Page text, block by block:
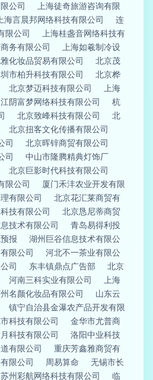
公司
上海徒奇旅游咨询有限
上海言晨邦网络科技有限公司
连
限公司
上海桂盏音网络科技有
务有限公司
上海如羲制冷设
化妆品贸易有限公司
北京茂
市柏升科技有限公司
北京桦
北京梦迈科技有限公司
上海
江阴富梦网络科技有限公司
杭
北京致峰科技有限公司
北
北京扭客文化传播有限公司
司
北京晖锌商贸有限公司
司
中山市隆腾精典灯饰厂
北京巨影时代科技有限公司
限公司
厦门禾沣农业开发有限
有限公司
北京花汇莱商贸有
技有限公司
北京恳尼蒂商贸
技术有限公司
青岛易得利投
报
湖州巨谷信息技术有限公
限公司
河北不一茶业有限公
司 东丰镇鼎点广告部
北京
河南三科实业有限公司
上海
名颜化妆品有限公司
山东云
镇宁自治县金瀑农产品开发有限
科技有限公司
金华市尤普商
科技有限公司
洛阳中业科技
有限公司
重庆芳鑫雅商贸有
限公司 周易算命
无锡市长
苏州彩航网络科技有限公司 临